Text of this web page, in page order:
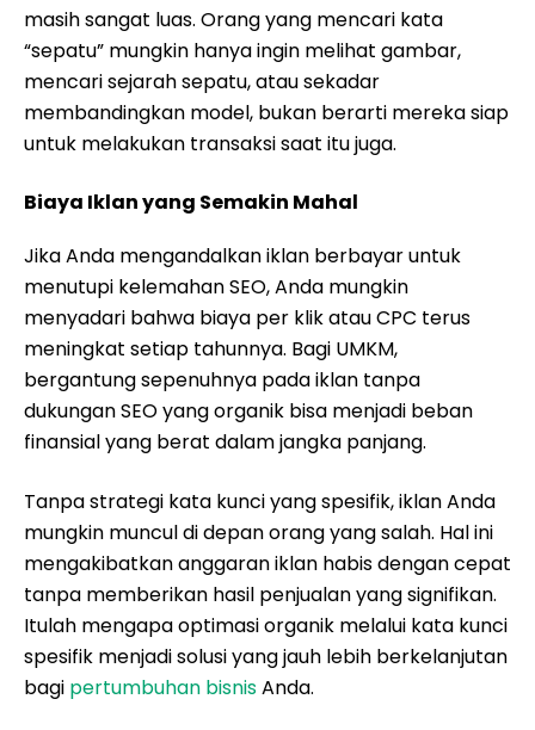
masih sangat luas. Orang yang mencari kata
“sepatu” mungkin hanya ingin melihat gambar,
mencari sejarah sepatu, atau sekadar
membandingkan model, bukan berarti mereka siap
untuk melakukan transaksi saat itu juga.
Biaya Iklan yang Semakin Mahal
Jika Anda mengandalkan iklan berbayar untuk
menutupi kelemahan SEO, Anda mungkin
menyadari bahwa biaya per klik atau CPC terus
meningkat setiap tahunnya. Bagi UMKM,
bergantung sepenuhnya pada iklan tanpa
dukungan SEO yang organik bisa menjadi beban
finansial yang berat dalam jangka panjang.
Tanpa strategi kata kunci yang spesifik, iklan Anda
mungkin muncul di depan orang yang salah. Hal ini
mengakibatkan anggaran iklan habis dengan cepat
tanpa memberikan hasil penjualan yang signifikan.
Itulah mengapa optimasi organik melalui kata kunci
spesifik menjadi solusi yang jauh lebih berkelanjutan
bagi pertumbuhan bisnisAnda.